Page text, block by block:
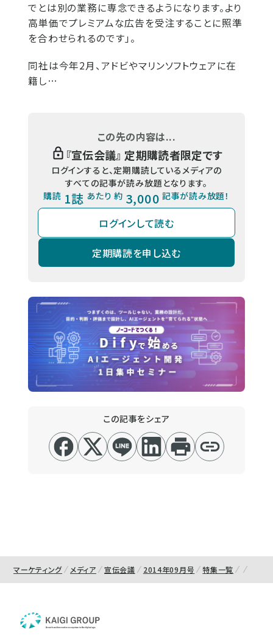
でとは別の業務に専念できるようになります。より
高単価でプレミアムな広告を受注することに照準
を合わせられるのです」。
同社は今年2月、アドビやマリンソフトウェアに在
籍し…
この先の内容は...
『宣伝会議』 定期購読者限定です
ログインすると、定期購読しているメディアの
すべての記事が読み放題となります。
購読 1誌 あたり 約 3,000 記事が読み放題！
ログインして読む
定期購読を申し込む
この記事をシェア
マーケティング メディア 宣伝会議 2014年09月号 特集一覧